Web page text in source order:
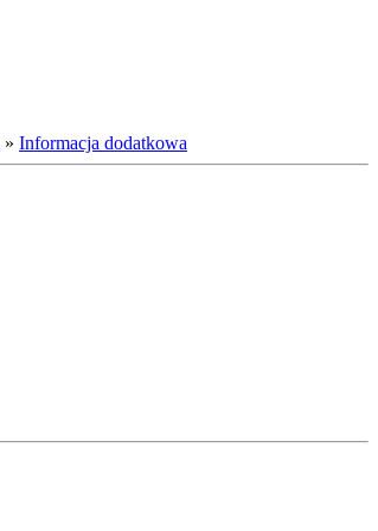
» Informacja dodatkowa